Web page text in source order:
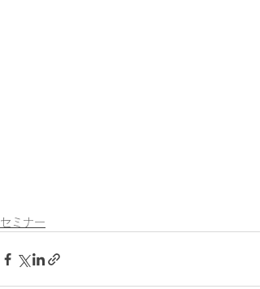
セミナー